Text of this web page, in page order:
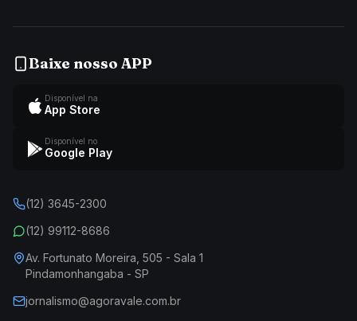
Baixe nosso APP
Disponível na
App Store
Disponível no
Google Play
(12) 3645-2300
(12) 99112-8686
Av. Fortunato Moreira, 505 - Sala 1
Pindamonhangaba - SP
jornalismo@agoravale.com.br